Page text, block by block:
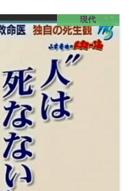
現代